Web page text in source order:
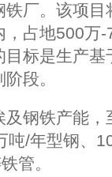
厂。该项
占地500万
标是生产
段。
钢铁产能
吨/年型钢、
管。